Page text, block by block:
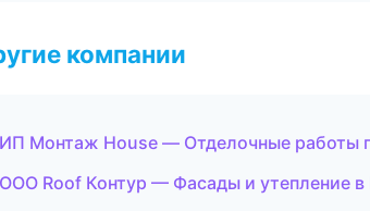
компании
ИП Монтаж House — Отделочные работы
ООО Roof Контур — Фасады и утепление